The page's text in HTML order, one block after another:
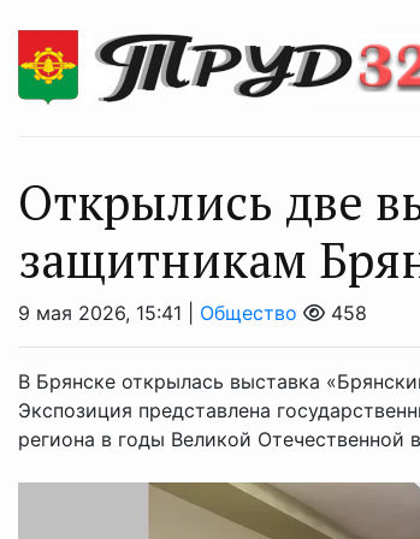
Открылись две
защитникам
9 мая 2026, 15:41 | Общество 458
В Брянске открылась выставка
Экспозиция представлена
региона в годы Великой Отечественной